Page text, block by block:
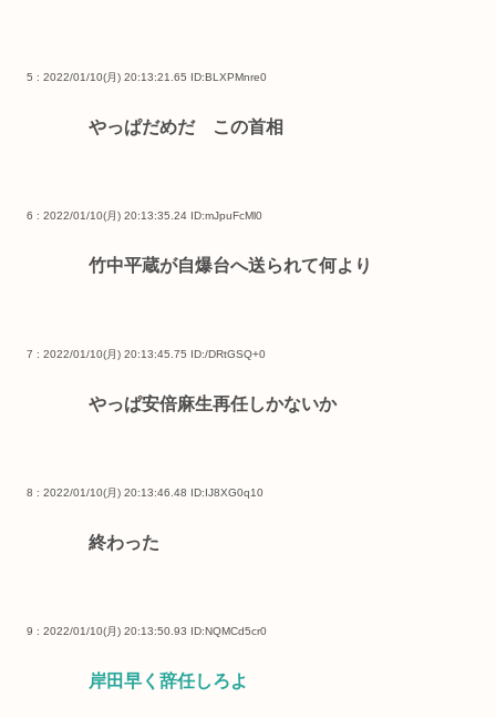
5 : 2022/01/10(月) 20:13:21.65 ID:BLXPMnre0
やっぱだめだ この首相
6 : 2022/01/10(月) 20:13:35.24 ID:mJpuFcMl0
竹中平蔵が自爆台へ送られて何より
7 : 2022/01/10(月) 20:13:45.75 ID:/DRtGSQ+0
やっぱ安倍麻生再任しかないか
8 : 2022/01/10(月) 20:13:46.48 ID:IJ8XG0q10
終わった
9 : 2022/01/10(月) 20:13:50.93 ID:NQMCd5cr0
岸田早く辞任しろよ